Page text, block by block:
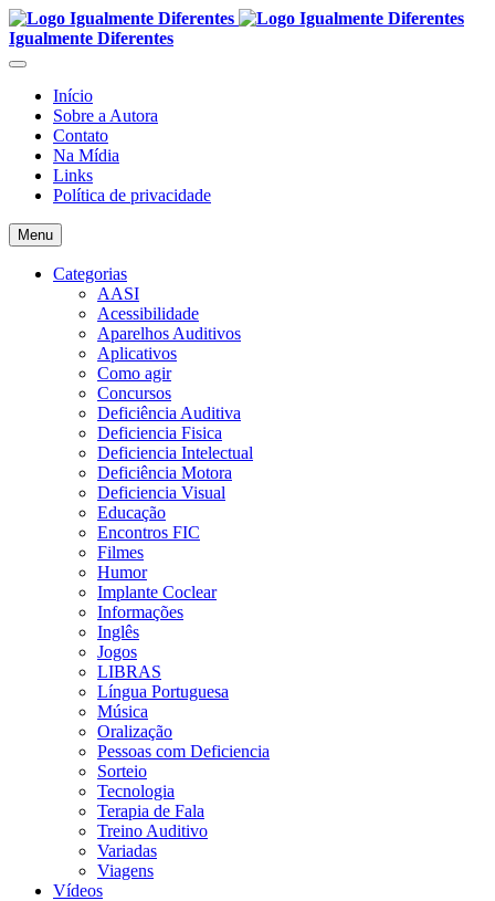
Igualmente Diferentes
Início
Sobre a Autora
Contato
Na Mídia
Links
Política de privacidade
Menu
Categorias
AASI
Acessibilidade
Aparelhos Auditivos
Aplicativos
Como agir
Concursos
Deficiência Auditiva
Deficiencia Fisica
Deficiencia Intelectual
Deficiência Motora
Deficiencia Visual
Educação
Encontros FIC
Filmes
Humor
Implante Coclear
Informações
Inglês
Jogos
LIBRAS
Língua Portuguesa
Música
Oralização
Pessoas com Deficiencia
Sorteio
Tecnologia
Terapia de Fala
Treino Auditivo
Variadas
Viagens
Vídeos